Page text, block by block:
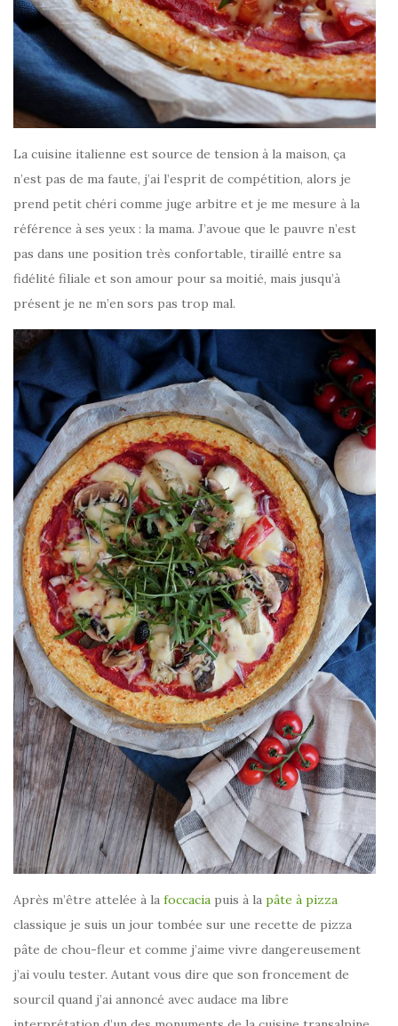
La cuisine italienne est source de tension à la maison, ça
n’est pas de ma faute, j’ai l’esprit de compétition, alors je
prend petit chéri comme juge arbitre et je me mesure à la
référence à ses yeux : la mama. J’avoue que le pauvre n’est
pas dans une position très confortable, tiraillé entre sa
fidélité filiale et son amour pour sa moitié, mais jusqu’à
présent je ne m’en sors pas trop mal.
Après m’être attelée à la foccacia puis à la pâte à pizza
classique je suis un jour tombée sur une recette de pizza
pâte de chou-fleur et comme j’aime vivre dangereusement
j’ai voulu tester. Autant vous dire que son froncement de
sourcil quand j’ai annoncé avec audace ma libre